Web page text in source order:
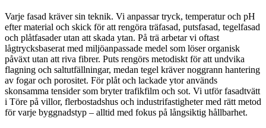
Varje fasad kräver sin teknik. Vi anpassar tryck, temperatur och pH
efter material och skick för att rengöra träfasad, putsfasad, tegelfasad
och plåtfasader utan att skada ytan. På trä arbetar vi oftast
lågtrycksbaserat med miljöanpassade medel som löser organisk
påväxt utan att riva fibrer. Puts rengörs metodiskt för att undvika
flagning och saltutfällningar, medan tegel kräver noggrann hantering
av fogar och porositet. För plåt och lackade ytor används
skonsamma tensider som bryter trafikfilm och sot. Vi utför fasadtvätt
i Töre på villor, flerbostadshus och industrifastigheter med rätt metod
för varje byggnadstyp – alltid med fokus på långsiktig hållbarhet.